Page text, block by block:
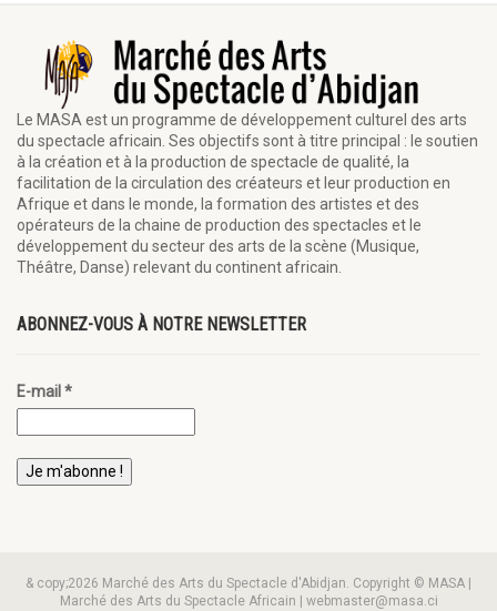
Le MASA est un programme de développement culturel des arts
du spectacle africain. Ses objectifs sont à titre principal : le soutien
à la création et à la production de spectacle de qualité, la
facilitation de la circulation des créateurs et leur production en
Afrique et dans le monde, la formation des artistes et des
opérateurs de la chaine de production des spectacles et le
développement du secteur des arts de la scène (Musique,
Théâtre, Danse) relevant du continent africain.
ABONNEZ-VOUS À NOTRE NEWSLETTER
E-mail*
& copy;2026 Marché des Arts du Spectacle d'Abidjan. Copyright © MASA |
Marché des Arts du Spectacle Africain | webmaster@masa.ci